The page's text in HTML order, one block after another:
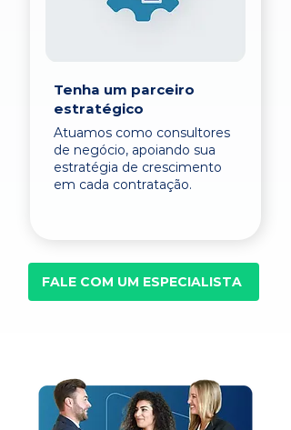
Tenha um parceiro
estratégico
Atuamos como consultores
de negócio, apoiando sua
estratégia de crescimento
em cada contratação.
FALE COM UM ESPECIALISTA